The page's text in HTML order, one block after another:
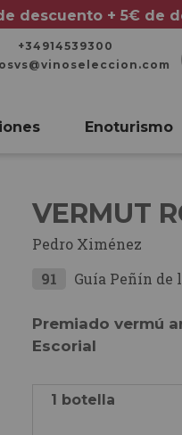
descuento + 5€ de
+34914539300
Enoturismo
VERMUT
Pedro Ximénez
91
Guía Peñín de
Premiado vermú
Escorial
1 botella